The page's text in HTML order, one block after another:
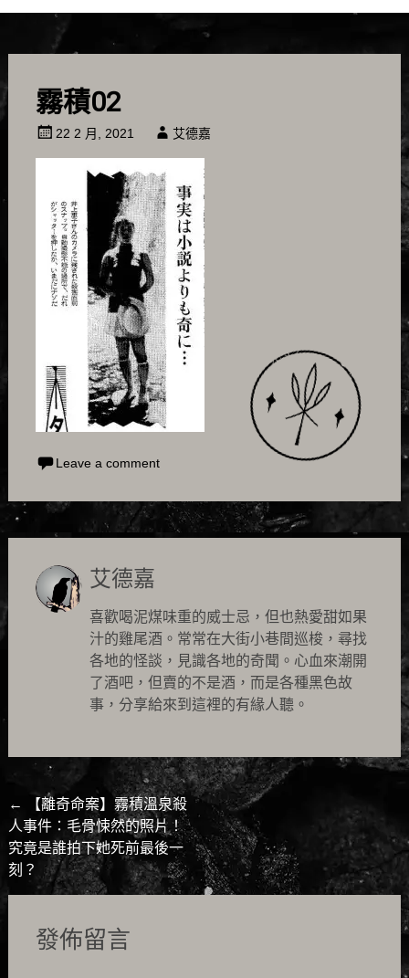
霧積02
22 2 月, 2021 艾德嘉
Leave a comment
艾德嘉
喜歡喝泥煤味重的威士忌，但也熱愛甜如果
汁的雞尾酒。常常在大街小巷間巡梭，尋找
各地的怪談，見識各地的奇聞。心血來潮開
了酒吧，但賣的不是酒，而是各種黑色故
事，分享給來到這裡的有緣人聽。
Post
navigation
←
【離奇命案】霧積溫泉殺
人事件：毛骨悚然的照片！
究竟是誰拍下她死前最後一
刻？
發佈留言